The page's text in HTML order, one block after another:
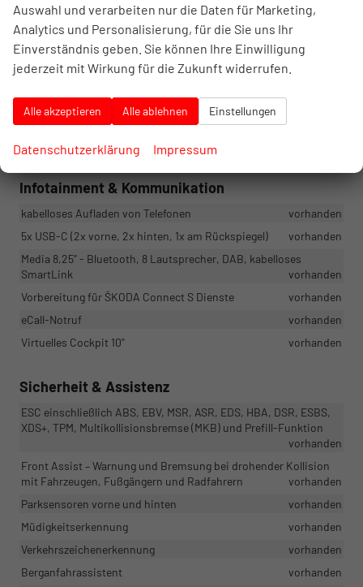
Taschen auf der Rückseite der Vordersitze
vorhanden
Längs- und höhenverstellbares Lenkrad
vorhanden
Interieur Monte Carlo mit schwarzem Himmel
vorhanden
Dekorative Einstiegsleisten
Beheizbares Sport-Multifunktionslederlenkrad (für DSG mit
Schaltwippen).
Infotainment & Kommunikation
kabelloses Aufladen von Telefonen
vorhanden
5x USB-C (2x vorne, 2x hinten, 1x am Rückspiegel)
vorhanden
Media 8,25" - Bluetooth, 8 Lautsprecher, DAB, kabelloses
SmartLink
vorhanden
Vorbereitung für ŠKODA Connect S Dienste
vorhanden
eCall-Notruf
vorhanden
Virtuelles Cockpit 10"
vorhanden
Sicherheit & Assistenz
ESC einschließlich ABS, EBV, MSR, ASR, EDS, HBA, DSR, ESBS,
XDS+, TPM, Multikollisionsbremse (MKB) und Prefill-Funktion
vorhanden
Front Assist – Warnung und Bremsung bei drohender Kollision
mit Fahrzeugen, Fußgängern und Radfahrern
vorhanden
Parksensoren vorne und hinten
vorhanden
Müdigkeitserkennung
vorhanden
Verkehrszeichenerkennung
vorhanden
Berganfahrassistent
vorhanden
Auswahl und verarbeiten nur die Daten für Marketing,
Analytics und Personalisierung, für die Sie uns Ihr
Einverständnis geben. Sie können Ihre Einwilligung
jederzeit mit Wirkung für die Zukunft widerrufen.
Alle akzeptieren Alle ablehnen Einstellungen
Datenschutzerklärung Impressum